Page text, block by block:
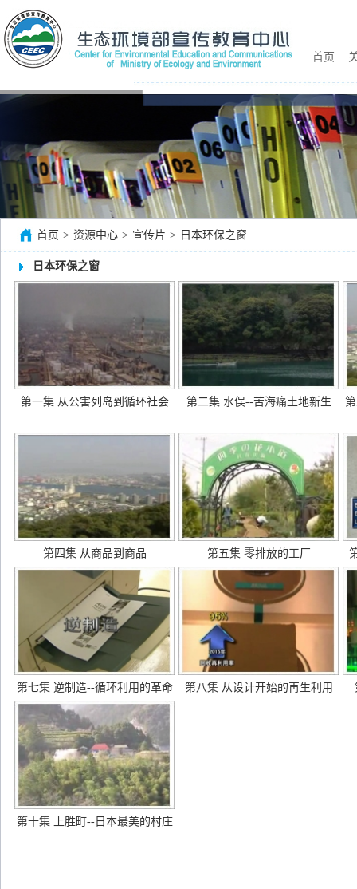
首页
首页 > 资源中心 > 宣传片 > 日本环保之窗
日本环保之窗
第一集 从公害列岛到循环社会 第二集 水俣--苦海痛土地新生
第四集 从商品到商品 第五集 零排放的工厂
第七集 逆制造--循环利用的革命 第八集 从设计开始的再生利用
第十集 上胜町--日本最美的村庄